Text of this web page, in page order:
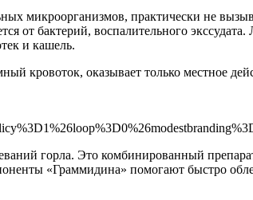
микроорганизмов, практически не
от бактерий, воспалительного
и кашель.
кровоток, оказывает только местное
горла. Это комбинированный
«Граммидина» помогают быстро